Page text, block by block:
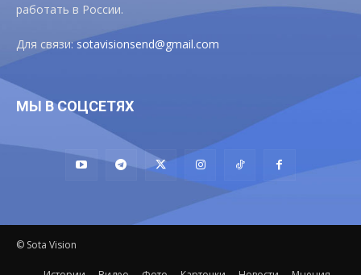
работать в России.
Для связи:sotavisionsend@gmail.com
МЫ В СОЦСЕТЯХ
© Sota Vision